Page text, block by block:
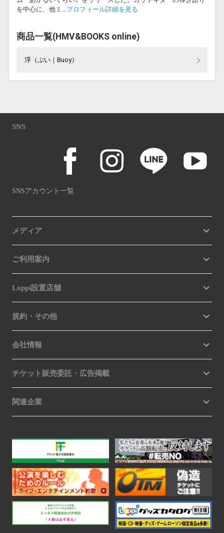
を中心に、他ミ...プロフィール詳細を見る
商品一覧(HMV&BOOKS online)
浮（ぶい｜Buoy）
SNS
SNSアカウント一覧
メディア
ご利用案内
Loppi設置店舗
規約・その他
会社情報
チケット販売委託・広告掲載
関連企業